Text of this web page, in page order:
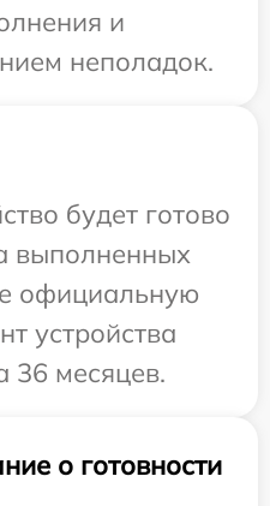
и
неполадок.
будет готово
выполненных
официальную
устройства
36 месяцев.
о готовности